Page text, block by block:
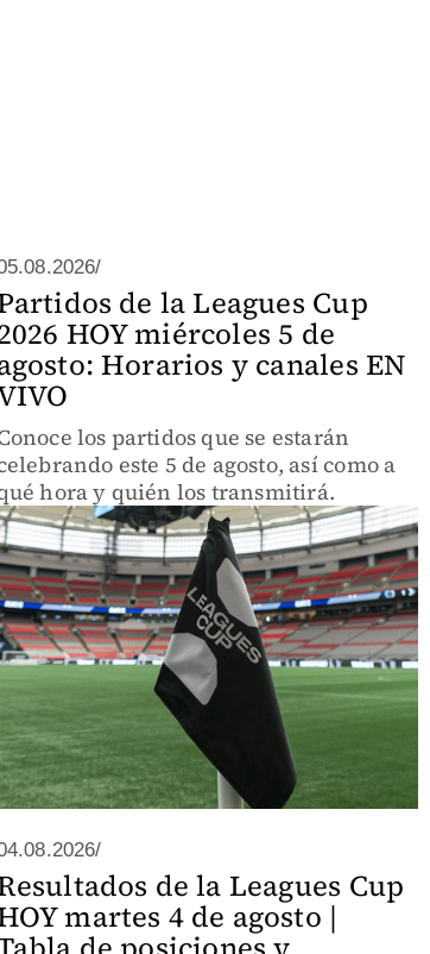
de la Leagues Cup
HOY miércoles 5 de
Horarios y canales EN
los partidos que se estarán
este 5 de agosto, así como a
hora y quién los transmitirá.
de la Leagues Cup
martes 4 de agosto |